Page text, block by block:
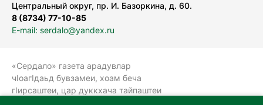
Центральный округ, пр. И. Базоркина, д. 60.
8 (8734) 77-10-85
E-mail: serdalo@yandex.ru
«Сердало» газета арадувлар
чIоагIдаьд бувзамеи, хоам беча
гIирсаштеи, цар дуккхача тайпаштеи